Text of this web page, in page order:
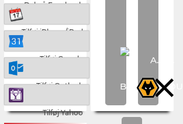
Del på Facebook
Tilføj iPhone/iPad
Tilføj Google
Tilføj Outlook
Tilføj Yahoo